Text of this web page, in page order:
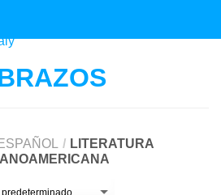
/ LITERATURA